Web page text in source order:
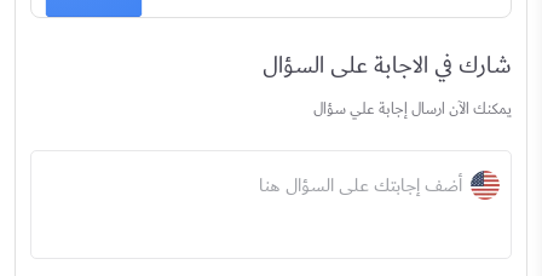
شارك في الاجابة على السؤال
يمكنك الآن ارسال إجابة علي سؤال
أضف إجابتك على السؤال هنا